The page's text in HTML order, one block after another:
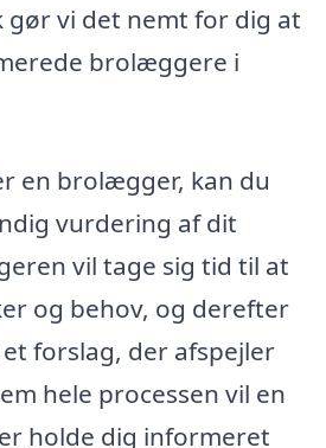
vi det nemt for dig at
brolæggere i
en brolægger, kan du
vurdering af dit
vil tage sig tid til at
og behov, og derefter
forslag, der afspejler
hele processen vil en
holde dig informeret